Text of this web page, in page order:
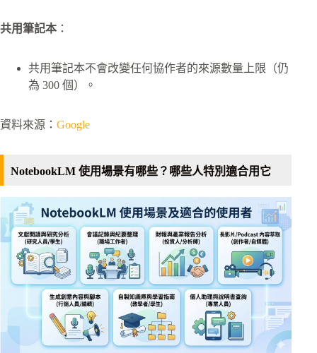
共用筆記本 ：
共用筆記本不會改變任何協作者的來源數量上限（仍
為 300 個）。
資料來源： Google
NotebookLM 使用場景有哪些？哪些人特別適合用它